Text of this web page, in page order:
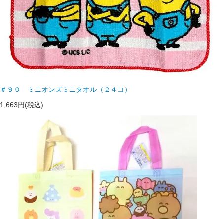
＃９０ ミニオンズミニタオル（２４コ）
1,663円(税込)